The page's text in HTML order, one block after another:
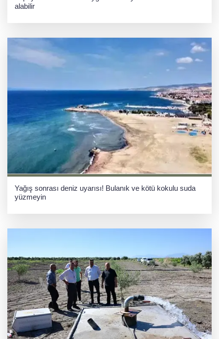
alabilir
Yağış sonrası deniz uyarısı! Bulanık ve kötü kokulu suda
yüzmeyin